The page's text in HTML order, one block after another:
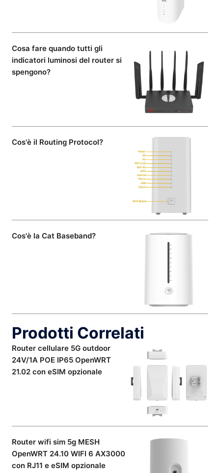
Cosa fare quando tutti gli
indicatori luminosi del router si
spengono?
Cos'è il Routing Protocol?
Cos'è la Cat Baseband?
Prodotti Correlati
Router cellulare 5G outdoor
24V/1A POE IP65 OpenWRT
21.02 con eSIM opzionale
Router wifi sim 5g MESH
OpenWRT 24.10 WIFI 6 AX3000
con RJ11 e eSIM opzionale